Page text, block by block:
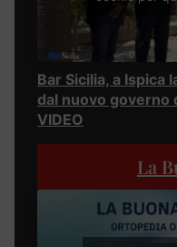
Bar Sicilia, a Ispica
dal nuovo governo
VIDEO
La